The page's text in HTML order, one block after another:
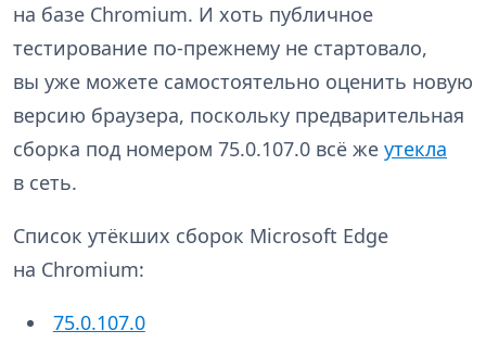
на базе Chromium. И хоть публичное
тестирование по-прежнему не стартовало,
вы уже можете самостоятельно оценить новую
версию браузера, поскольку предварительная
сборка под номером 75.0.107.0 всё же утекла
в сеть.
Список утёкших сборок Microsoft Edge
на Chromium:
75.0.107.0